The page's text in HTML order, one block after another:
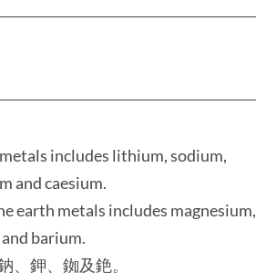
includes lithium, sodium,
and caesium.
earth metals includes magnesium,
barium.
、鉀、銣及銫。